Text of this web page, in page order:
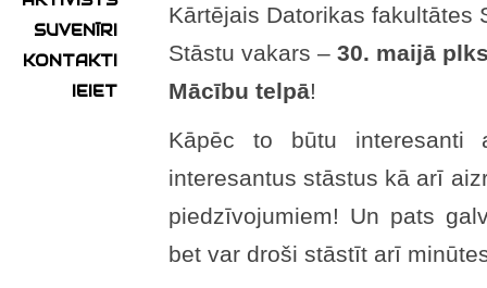
SUVENĪRI
KONTAKTI
IEIET
Kārtējais Datorikas fakultātes
Stāstu vakars – 30. maijā
Mācību telpā!
Kāpēc to būtu interesanti
interesantus stāstus kā arī
piedzīvojumiem! Un pats
bet var droši stāstīt arī